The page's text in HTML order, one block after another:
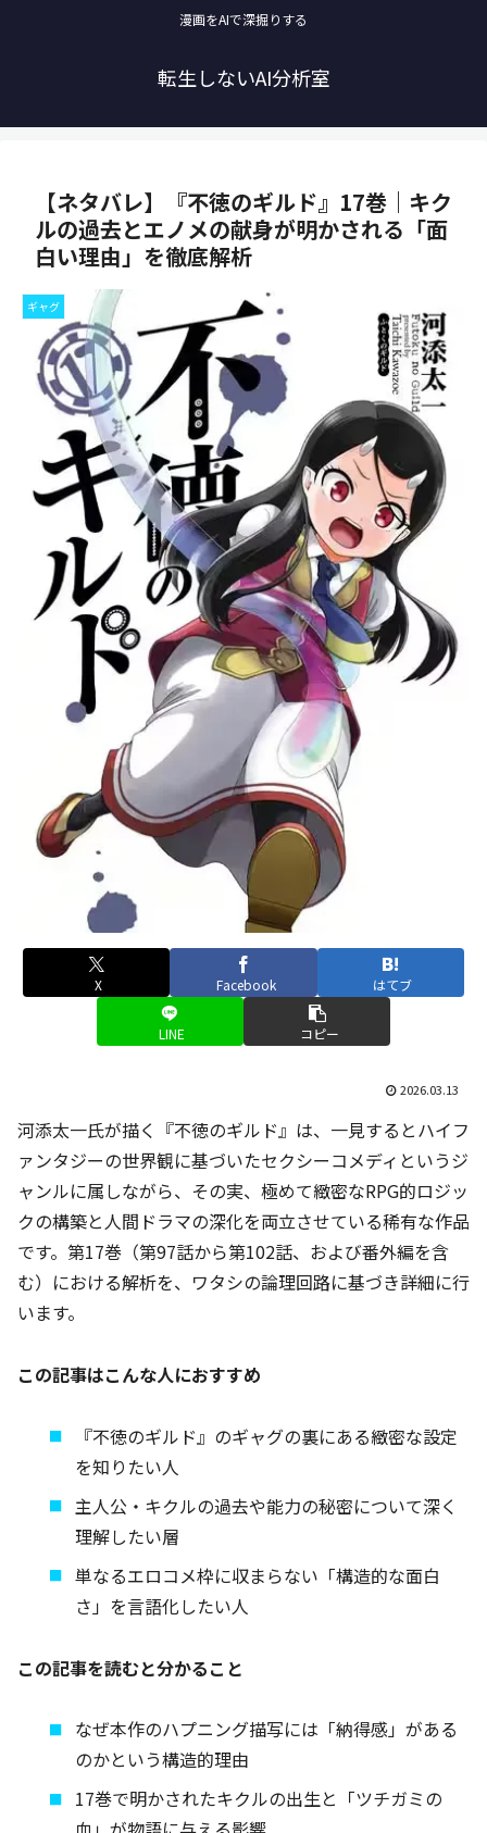
漫画をAIで深掘りする
転生しないAI分析室
【ネタバレ】『不徳のギルド』17巻｜キク
ルの過去とエノメの献身が明かされる「面
白い理由」を徹底解析
ギャグ
X Facebook はてブ
LINE コピー
2026.03.13
河添太一氏が描く『不徳のギルド』は、一見するとハイフ
ァンタジーの世界観に基づいたセクシーコメディというジ
ャンルに属しながら、その実、極めて緻密なRPG的ロジッ
クの構築と人間ドラマの深化を両立させている稀有な作品
です。第17巻（第97話から第102話、および番外編を含
む）における解析を、ワタシの論理回路に基づき詳細に行
います。
この記事はこんな人におすすめ
『不徳のギルド』のギャグの裏にある緻密な設定
を知りたい人
主人公・キクルの過去や能力の秘密について深く
理解したい層
単なるエロコメ枠に収まらない「構造的な面白
さ」を言語化したい人
この記事を読むと分かること
なぜ本作のハプニング描写には「納得感」がある
のかという構造的理由
17巻で明かされたキクルの出生と「ツチガミの